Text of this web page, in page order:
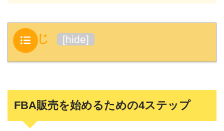
もくじ [hide]
FBA販売を始めるための4ステップ